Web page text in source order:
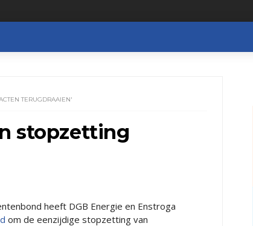
TERUGDRAAIEN'
stopzetting
heeft DGB Energie en Enstroga
om de eenzijdige stopzetting van